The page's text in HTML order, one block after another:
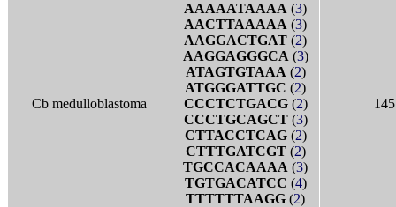
Cb medulloblastoma
AAAAATAAAA (3)
AACTTAAAAA (3)
AAGGACTGAT (2)
AAGGAGGGCA (3)
ATAGTGTAAA (2)
ATGGGATTGC (2)
CCCTCTGACG(2)
CCCTGCAGCT(3)
CTTACCTCAG(2)
CTTTGATCGT(2)
TGCCACAAAA (3)
TGTGACATCC (4)
TTTTTTAAGG (2)